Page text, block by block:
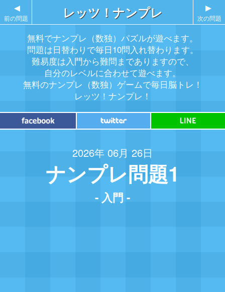
レッツ！ナンプレ
無料でナンプレ（数独）パズルが遊べます。
問題は日替わりで毎日10問入れ替わります。
難易度は入門から難問までありますので、
自分のレベルに合わせて遊べます。
無料のナンプレ（数独）ゲームで毎日脳トレ！
レッツ！ナンプレ！
2026年 06月 26日
ナンプレ問題1
- 入門 -
▲
前の問題
▲
次の問題